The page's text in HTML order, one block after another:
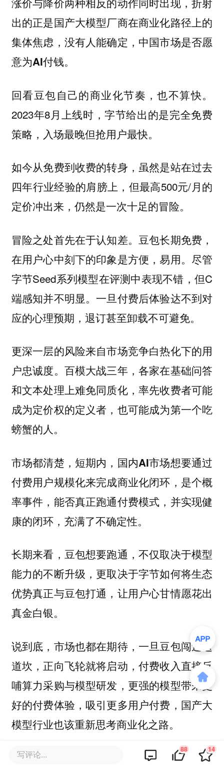
出的正是国产大模型厂商在商业化路径上的
集体焦虑，没有人能确定，中国市场是否愿
意为AI付钱。
回看豆包自己的商业化节奏，也不算快。
2023年8月上线时，字节给出的是完全免费
策略，入场最晚但抢用户最快。
如今从免费到收费的转身，虽然是站在过去
四年行业经验的肩膀上，但最高500元/月的
定价冲出来，仍然是一次十足的冒险。
冒险之处首先在于认知差。 豆包长期免费，
在用户心中刻下的印象是方便，易用。尽管
字节Seed系列模型在评测中表现不错，但C
端感知并不明显。一旦付费后体验达不到对
应的心理预期，退订甚至卸载不可避免。
更深一层的风险来自市场竞争白热化下的用
户忠诚度。百模大战三年，各家在基础问答
和文本处理上难免同质化，率先收费者可能
成为定价权的定义者，也可能成为第一个吃
螃蟹的人。
市场都清楚，短期内，国内AI市场想要通过
付费用户规模化来完成商业化闭环，是个概
率事件，能否真正跑通付费模式，并实现健
康的闭环，充满了不确定性。
长期来看，豆包想要跑通，不仅取决于模型
能力的不断升级，更取决于字节如何将生态
优势真正与豆包打通，让用户心甘情愿花出
真金白银。
说到底，市场也都在期待，一旦豆包闯过这
道坎，正向飞轮就将启动，付费收入直接反
哺算力采购与模型研发，更强的模型带来更
好的付费体验，吸引更多用户付费，国产大
模型行业也该重新思考商业化之路。
当用户开始愿意按月付费，大模型拉新的故
写评论... 88 14